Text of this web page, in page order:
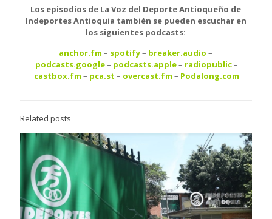
Los episodios de La Voz del Deporte Antioqueño de
Indeportes Antioquia también se pueden escuchar en
los siguientes podcasts:
anchor.fm – spotify– breaker.audio –
podcasts.google– podcasts.apple– radiopublic–
castbox.fm – pca.st – overcast.fm – Podalong.com
Related posts